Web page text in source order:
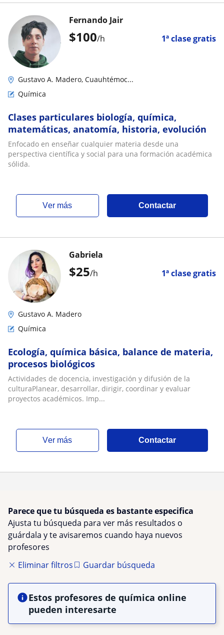
$100/h 1ª clase gratis
Fernando Jair
Gustavo A. Madero, Cuauhtémoc...
Química
Clases particulares biología, química,
matemáticas, anatomía, historia, evolución
Enfocado en enseñar cualquier materia desde una
perspectiva científica y social para una formación académica
sólida.
ver más Contactar
$25/h 1ª clase gratis
Gabriela
Gustavo A. Madero
Química
Ecología, química básica, balance de materia,
procesos biológicos
Actividades de docencia, investigación y difusión de la
culturaPlanear, desarrollar, dirigir, coordinar y evaluar
proyectos académicos. Imp...
ver más Contactar
Parece que tu búsqueda es bastante especifica
Ajusta tu búsqueda para ver más resultados o
guárdala y te avisaremos cuando haya nuevos
profesores
Eliminar filtros
Guardar búsqueda
Estos profesores de química online
pueden interesarte